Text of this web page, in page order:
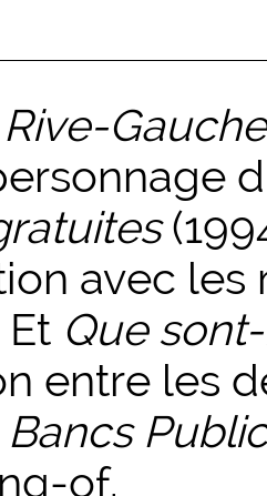
Gauche
avec les
Que
entre les
Bancs
­of.